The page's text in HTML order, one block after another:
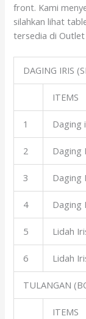
front. Kami
silahkan lihat
tersedia di Outlet
DAGING IRIS
ITEMS
1 Daging
2 Daging
3 Daging
4 Daging
5 Lidah
6 Lidah
TULANGAN
ITEMS